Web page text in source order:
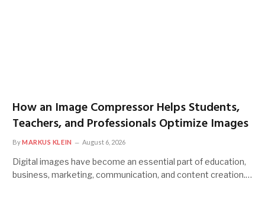
How an Image Compressor Helps Students,
Teachers, and Professionals Optimize Images
ByMARKUS KLEIN August 6, 2026
Digital images have become an essential part of education,
business, marketing, communication, and content creation.…